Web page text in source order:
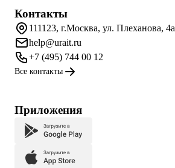
Контакты
111123, г.Москва, ул. Плеханова, 4а
help@urait.ru
+7 (495) 744 00 12
Все контакты
Приложения